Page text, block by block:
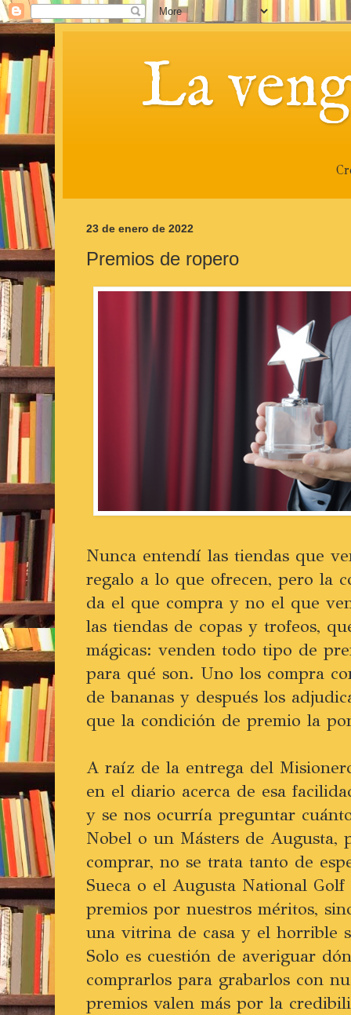
La
23 de enero de 2022
Premios de ropero
Nunca entendí las tiendas que
regalo a lo que ofrecen, pero la
da el que compra y no el que
las tiendas de copas y trofeos,
mágicas: venden todo tipo de
para qué son. Uno los compra
de bananas y después los
que la condición de premio la
A raíz de la entrega del
en el diario acerca de esa
y se nos ocurría preguntar
Nobel o un Másters de Augusta,
comprar, no se trata tanto de
Sueca o el Augusta National
premios por nuestros méritos,
una vitrina de casa y el horrible
Solo es cuestión de averiguar
comprarlos para grabarlos con
premios valen más por la